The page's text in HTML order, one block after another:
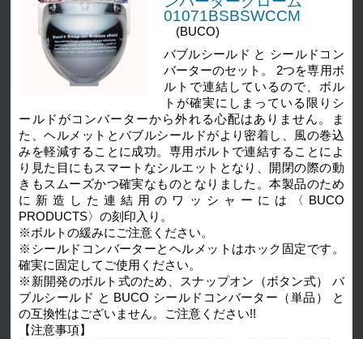
01071BSBSWCCM
(BUCO)
バブルシールド と シールドコン
バーターのセット。 2つを専用ボ
ルトで連結しているので、ボル
トが確実にしまっている限りシ
ールドがコンバーターから外れる心配はありません。ま
た、ヘルメットとバブルシールドがより密着し、風の巻込
みを軽減することに成功。専用ボルトで連結することによ
り見た目にもスマートなシルエットとなり、開閉の際の動
きもスムーズかつ確実なものとなりました。本製品のため
に新造した連結用のワッシャーには〈BUCO
PRODUCTS〉の刻印入り。
※ボルトの緩みにご注意ください。
※シールドコンバーターとヘルメットはホック固定です。
確実に固定してご使用ください。
※新開発のボルト式のため、スナップオン（ボタン式） バ
ブルシールド と BUCO シールドコンバーター（単品） と
の互換性はございません。ご注意ください!!
【注意事項】